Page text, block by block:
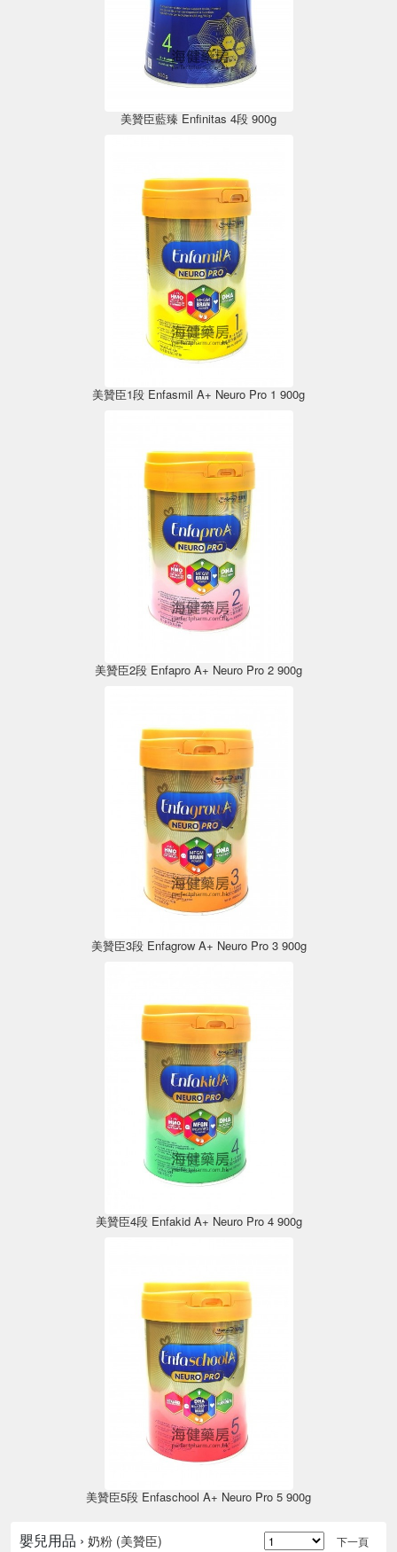
美贊臣藍臻 Enfinitas 4段 900g
美贊臣1段 Enfasmil A+ Neuro Pro 1 900g
美贊臣2段 Enfapro A+ Neuro Pro 2 900g
美贊臣3段 Enfagrow A+ Neuro Pro 3 900g
美贊臣4段 Enfakid A+ Neuro Pro 4 900g
美贊臣5段 Enfaschool A+ Neuro Pro 5 900g
嬰兒用品 › 奶粉 (美贊臣) 下一頁